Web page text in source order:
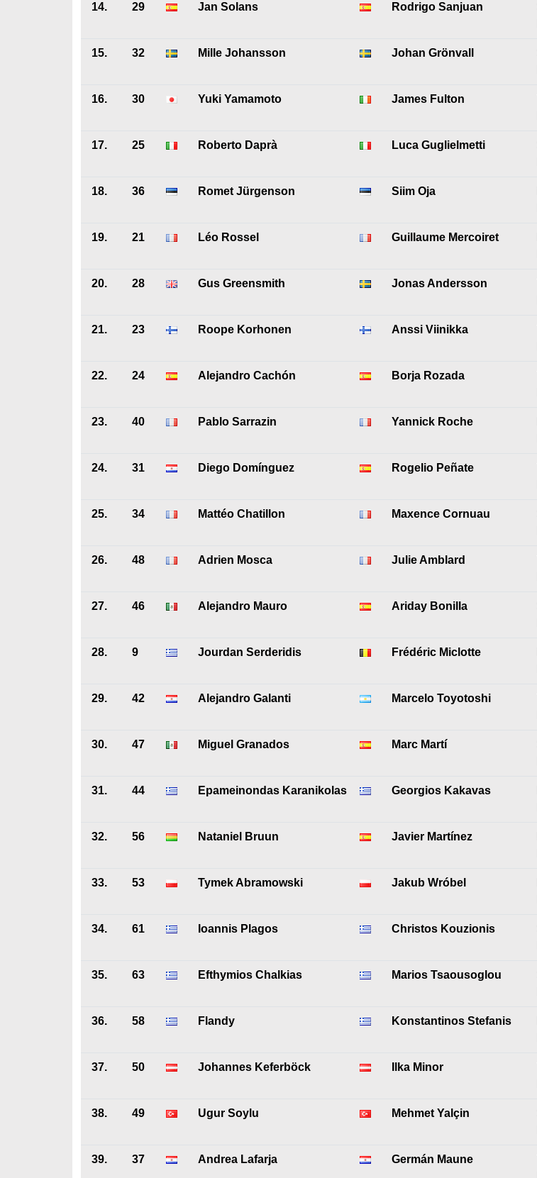
14. 29 Jan Solans Rodrigo Sanjuan
15. 32 Mille Johansson Johan Grönvall
16. 30 Yuki Yamamoto James Fulton
17. 25 Roberto Daprà Luca Guglielmetti
18. 36 Romet Jürgenson Siim Oja
19. 21 Léo Rossel Guillaume Mercoiret
20. 28 Gus Greensmith Jonas Andersson
21. 23 Roope Korhonen Anssi Viinikka
22. 24 Alejandro Cachón Borja Rozada
23. 40 Pablo Sarrazin Yannick Roche
24. 31 Diego Domínguez Rogelio Peñate
25. 34 Mattéo Chatillon Maxence Cornuau
26. 48 Adrien Mosca Julie Amblard
27. 46 Alejandro Mauro Ariday Bonilla
28. 9 Jourdan Serderidis Frédéric Miclotte
29. 42 Alejandro Galanti Marcelo Toyotoshi
30. 47 Miguel Granados Marc Martí
31. 44 Epameinondas Karanikolas Georgios Kakavas
32. 56 Nataniel Bruun Javier Martínez
33. 53 Tymek Abramowski Jakub Wróbel
34. 61 Ioannis Plagos Christos Kouzionis
35. 63 Efthymios Chalkias Marios Tsaousoglou
36. 58 Flandy Konstantinos Stefanis
37. 50 Johannes Keferböck Ilka Minor
38. 49 Ugur Soylu Mehmet Yalçin
39. 37 Andrea Lafarja Germán Maune